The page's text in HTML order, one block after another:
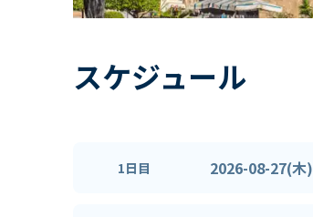
スケジュール
1日目 2026-08-27(木)